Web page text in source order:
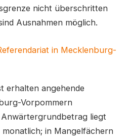
nicht überschritten
Ausnahmen möglich.
in Mecklenburg-
erhalten angehende
Vorpommern
liegt
in Mangelfächern